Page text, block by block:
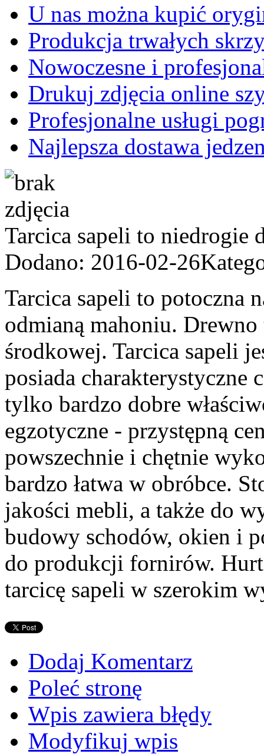
U nas można kupić
Produkcja trwałych
Nowoczesne i
Drukuj zdjęcia online
Profesjonalne usługi
Najlepsza dostawa
Tarcica sapeli to niedrogie
Dodano: 2016-02-26
Tarcica sapeli to potoczna
odmianą mahoniu.
środkowej. Tarcica sapeli
posiada charakterystyczne
tylko bardzo dobre
egzotyczne - przystępną
powszechnie i chętnie
bardzo łatwa w obróbce.
jakości mebli, a także do
budowy schodów, okien i
do produkcji fornirów.
tarcicę sapeli w szerokim
Dodaj Komentarz
Poleć stronę
Wpis zawiera błędy
Modyfikuj wpis